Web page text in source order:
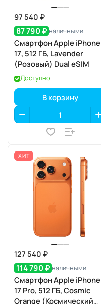
97 540 ₽
87 790 ₽ наличными
Смартфон Apple iPhone
17, 512 ГБ, Lavender
(Розовый) Dual eSIM
Доступно
В корзину
ХИТ
127 540 ₽
114 790 ₽ наличными
Смартфон Apple iPhone
17 Pro, 512 ГБ, Cosmic
Orange (Космический